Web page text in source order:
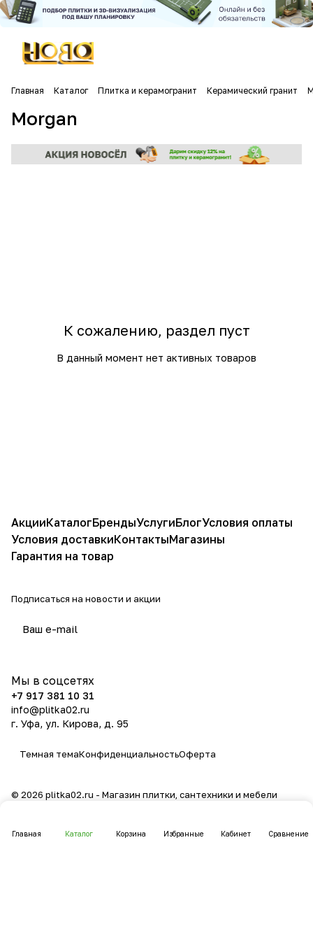
Главная Каталог Плитка и керамогранит Керамический гранит
Morgan
К сожалению, раздел пуст
В данный момент нет активных товаров
Главная Каталог Корзина Избранные Кабинет Сравнение
АкцииКаталогБрендыУслугиБлогУсловия оплаты
Условия доставкиКонтактыМагазины
Гарантия на товар
Подписаться на новости и акции
Мы в соцсетях
+7 917 381 10 31
info@plitka02.ru
г. Уфа, ул. Кирова, д. 95
Темная темаКонфиденциальностьОферта
© 2026 plitka02.ru - Магазин плитки, сантехники и мебели